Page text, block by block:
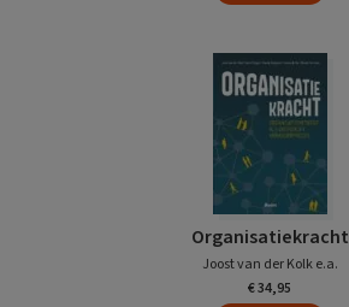
Organisatiekracht
Joost van der Kolk e.a.
€ 34,95